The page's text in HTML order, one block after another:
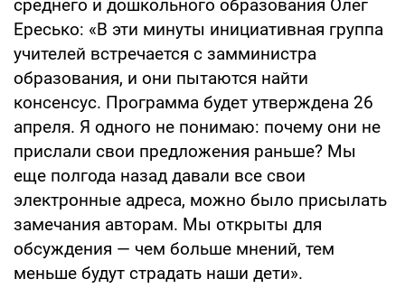
среднего и дошкольного образования Олег
Ересько: «В эти минуты инициативная группа
учителей встречается с замминистра
образования, и они пытаются найти
консенсус. Программа будет утверждена 26
апреля. Я одного не понимаю: почему они не
прислали свои предложения раньше? Мы
еще полгода назад давали все свои
электронные адреса, можно было присылать
замечания авторам. Мы открыты для
обсуждения — чем больше мнений, тем
меньше будут страдать наши дети».